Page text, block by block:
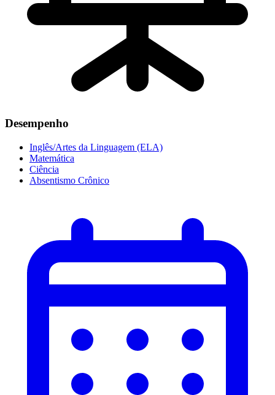
Desempenho
Inglês/Artes da Linguagem (ELA)
Matemática
Ciência
Absentismo Crônico